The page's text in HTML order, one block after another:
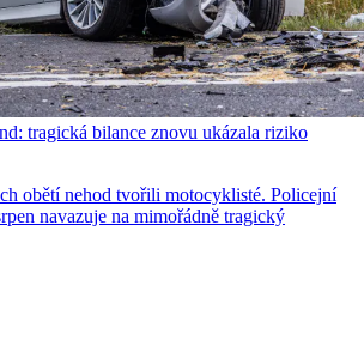
tragická bilance znovu ukázala riziko
obětí nehod tvořili motocyklisté. Policejní
navazuje na mimořádně tragický